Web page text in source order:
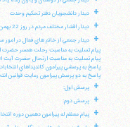
+ ديدار دانشجويان دفتر تحكيم وحدت
+ ديدار اقشار مختلف مردم در روز 22 بهمن
+
ديدار جمعي از خانم هاي فعال در امور
پيام تسليت به مناسبت رحلت همسر حضرت
پيام تسليت به مناسبت ارتحال حضرت آيت
پاسخ به پرسشي پيرامون كانديداهاي
پاسخ به دو پرسش پيرامون رعايت قوانين
+ پرسش اول:
+ پرسش دوم:
+ پيام معظم له پيرامون دهمين دوره